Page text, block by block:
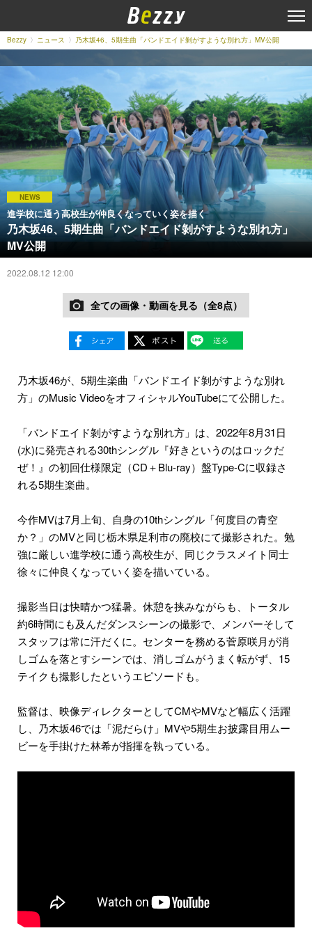
Bezzy ニュース 乃木坂46、5期生曲「バンドエイド剝がすような別れ方」MV公開
NEWS
進学校に通う高校生が仲良くなっていく姿を描く
乃木坂46、5期生曲「バンドエイド剝がすような別れ方」
MV公開
2022.08.12 12:00
全ての画像・動画を見る（全8点）
乃木坂46が、5期生楽曲「バンドエイド剝がすような別れ
方」のMusic VideoをオフィシャルYouTubeにて公開した。
「バンドエイド剝がすような別れ方」は、2022年8月31日
(水)に発売される30thシングル『好きというのはロックだ
ぜ！』の初回仕様限定（CD＋Blu-ray）盤Type-Cに収録さ
れる5期生楽曲。
今作MVは7月上旬、自身の10thシングル「何度目の青空
か？」のMVと同じ栃木県足利市の廃校にて撮影された。勉
強に厳しい進学校に通う高校生が、同じクラスメイト同士
徐々に仲良くなっていく姿を描いている。
撮影当日は快晴かつ猛暑。休憩を挟みながらも、トータル
約6時間にも及んだダンスシーンの撮影で、メンバーそして
スタッフは常に汗だくに。センターを務める菅原咲月が消
しゴムを落とすシーンでは、消しゴムがうまく転がず、15
テイクも撮影したというエピソードも。
監督は、映像ディレクターとしてCMやMVなど幅広く活躍
し、乃木坂46では「泥だらけ」MVや5期生お披露目用ムー
ビーを手掛けた林希が指揮を執っている。